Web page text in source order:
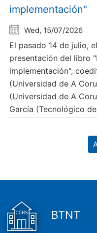
implementación"
Wed, 15/07/2026
El pasado 14 de julio,
presentación del libro
implementación",
(Universidad de A
(Universidad de A
García (Tecnológico
BTNT